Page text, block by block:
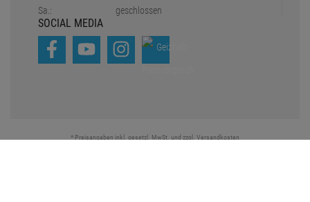
Sa.: geschlossen
SOCIAL MEDIA
* Preisangaben inkl. gesetzl. MwSt. und zzgl. Versandkosten